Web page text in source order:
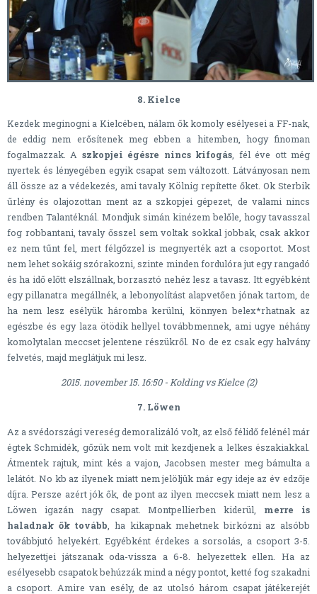
8. Kielce
Kezdek meginogni a Kielcében, nálam ők komoly esélyesei a FF-nak,
de eddig nem erősítenek meg ebben a hitemben, hogy finoman
fogalmazzak. A szkopjei égésre nincs kifogás, fél éve ott még
nyertek és lényegében egyik csapat sem változott. Látványosan nem
áll össze az a védekezés, ami tavaly Kölnig repítette őket. Ok Sterbik
űrlény és olajozottan ment az a szkopjei gépezet, de valami nincs
rendben Talantéknál. Mondjuk simán kinézem belőle, hogy tavasszal
fog robbantani, tavaly ősszel sem voltak sokkal jobbak, csak akkor
ez nem tűnt fel, mert félgőzzel is megnyerték azt a csoportot. Most
nem lehet sokáig szórakozni, szinte minden fordulóra jut egy rangadó
és ha idő előtt elszállnak, borzasztó nehéz lesz a tavasz. Itt egyébként
egy pillanatra megállnék, a lebonyolítást alapvetően jónak tartom, de
ha nem lesz esélyük háromba kerülni, könnyen belex*rhatnak az
egészbe és egy laza ötödik hellyel továbbmennek, ami ugye néhány
komolytalan meccset jelentene részükről. No de ez csak egy halvány
felvetés, majd meglátjuk mi lesz.
2015. november 15. 16:50 - Kolding vs Kielce (2)
7. Löwen
Az a svédországi vereség demoralizáló volt, az első félidő felénél már
égtek Schmidék, gőzük nem volt mit kezdjenek a lelkes északiakkal.
Átmentek rajtuk, mint kés a vajon, Jacobsen mester meg bámulta a
lelátót. No kb az ilyenek miatt nem jelöljük már egy ideje az év edzője
díjra. Persze azért jók ők, de pont az ilyen meccsek miatt nem lesz a
Löwen igazán nagy csapat. Montpellierben kiderül, merre is
haladnak ők tovább , ha kikapnak mehetnek birkózni az alsóbb
továbbjutó helyekért. Egyébként érdekes a sorsolás, a csoport 3-5.
helyezettjei játszanak oda-vissza a 6-8. helyezettek ellen. Ha az
esélyesebb csapatok behúzzák mind a négy pontot, ketté fog szakadni
a csoport. Amire van esély, de az utolsó három csapat játékerejét